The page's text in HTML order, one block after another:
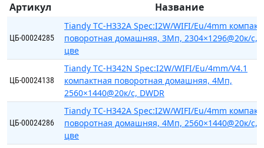
2Мп,
1920×1080@30к/c,
S+265,
S+
Артикул Название
ЦБ-00024285
Tiandy TC-H332A Spec:I2W/WIFI/Eu/4mm
поворотная домашняя, 3Мп, 2304×1296@20к/c,
цве
ЦБ-00024138
Tiandy TC-H342N Spec:I2W/WIFI/Eu/4mm/V4.1
компактная поворотная домашняя, 4Мп,
2560×1440@20к/c, DWDR
ЦБ-00024286
Tiandy TC-H342A Spec:I2W/WIFI/Eu/4mm
поворотная домашняя, 4Мп, 2560×1440@20к/c,
цве